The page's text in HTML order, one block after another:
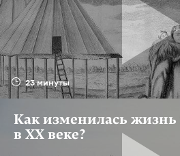
23 минуты
Как изменилась жизнь
в XX веке?